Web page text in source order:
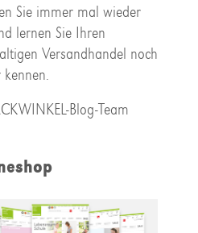
Sie immer mal wieder
lernen Sie Ihren
Versandhandel noch
kennen.
Blog-Team